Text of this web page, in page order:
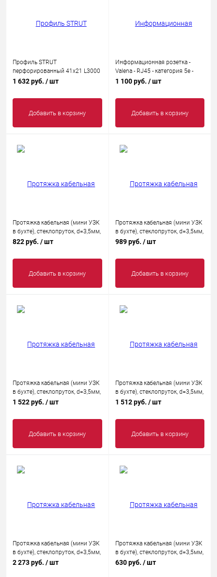
Профиль STRUT
перфорированный 41х21 L3000
1.5мм IEK CLP1S-41-21-30-15
1 632 руб. / шт
Добавить в корзину
Информационная розетка -
Valena - RJ45 - категория 5e -
UTP - 1 выход - с захватами -
1 100 руб. / шт
Добавить в корзину
Протяжка кабельная (мини УЗК
в бухте), стеклопруток, d=3,5мм,
10м КРАСНАЯ
822 руб. / шт
Добавить в корзину
Протяжка кабельная (мини УЗК
в бухте), стеклопруток, d=3,5мм,
15 м, красная REXANT
989 руб. / шт
Добавить в корзину
Протяжка кабельная (мини УЗК
в бухте), стеклопруток, d=3,5мм,
20м КРАСНАЯ
1 522 руб. / шт
Добавить в корзину
Протяжка кабельная (мини УЗК
в бухте), стеклопруток, d=3,5мм,
30м КРАСНАЯ
1 512 руб. / шт
Добавить в корзину
Протяжка кабельная (мини УЗК
в бухте), стеклопруток, d=3,5мм,
50м КРАСНАЯ
2 273 руб. / шт
Протяжка кабельная (мини УЗК
в бухте), стеклопруток, d=3,5мм,
5м КРАСНАЯ
630 руб. / шт